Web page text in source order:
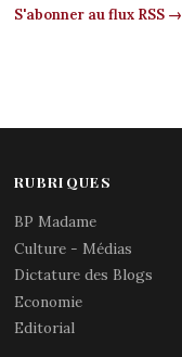
S'abonner au flux RSS →
RUBRIQUES
BP Madame
Culture - Médias
Dictature des Blogs
Economie
Editorial